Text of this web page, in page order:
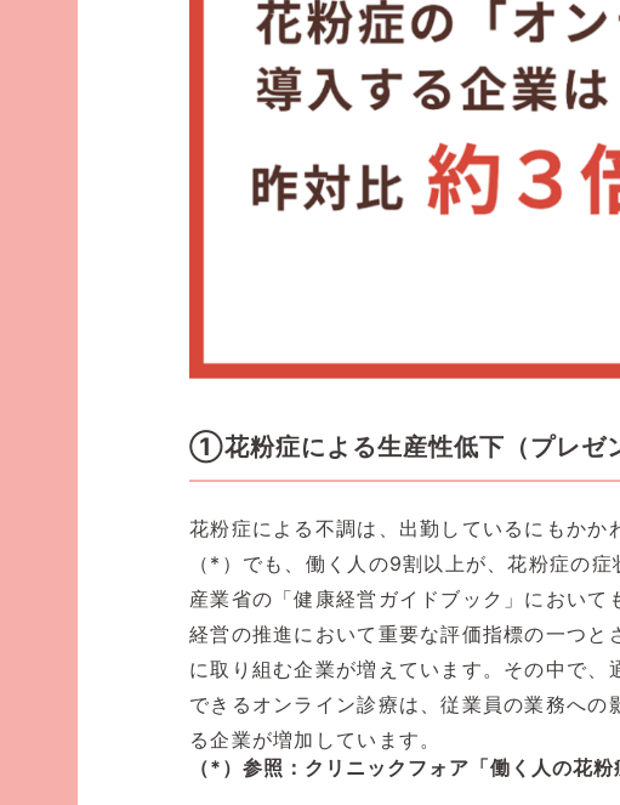
①花粉症による生産性低下（プレゼ
花粉症による不調は、出勤しているにもか
（*）でも、働く人の9割以上が、花粉症の
産業省の「健康経営ガイドブック」におい
経営の推進において重要な評価指標の一つ
に取り組む企業が増えています。その中で
できるオンライン診療は、従業員の業務へ
る企業が増加しています。
（*）参照： クリニックフォア「働く人の花粉